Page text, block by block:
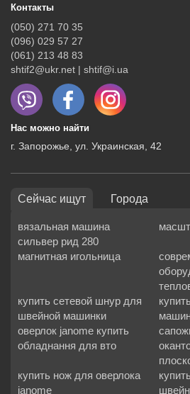
Контакты
(050) 271 70 35
(096) 029 57 27
(061) 213 48 83
shtif2@ukr.net | shtif@i.ua
Нас можно найти
г. Запорожье, ул. Украинская, 42
Сейчас ищут Города
вязальная машина
сильвер рид 280
магнитная игольница
купить сетевой шнур для
швейной машинки
оверлок janome купить
обладнання для вто
купить нож для оверлока
janome